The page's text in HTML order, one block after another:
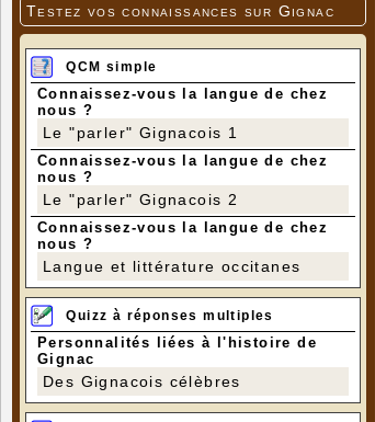
Testez vos connaissances sur Gignac
QCM simple
Connaissez-vous la langue de chez
nous ?
Le "parler" Gignacois 1
Connaissez-vous la langue de chez
nous ?
Le "parler" Gignacois 2
Connaissez-vous la langue de chez
nous ?
Langue et littérature occitanes
Quizz à réponses multiples
Personnalités liées à l'histoire de
Gignac
Des Gignacois célèbres